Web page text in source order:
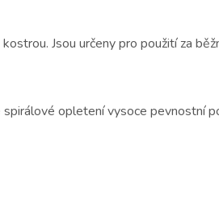
Jsou určeny pro použití za
opletení vysoce pevnostní